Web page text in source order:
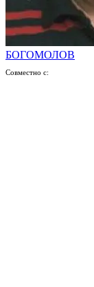
БОГОМОЛОВ
Совместно с: